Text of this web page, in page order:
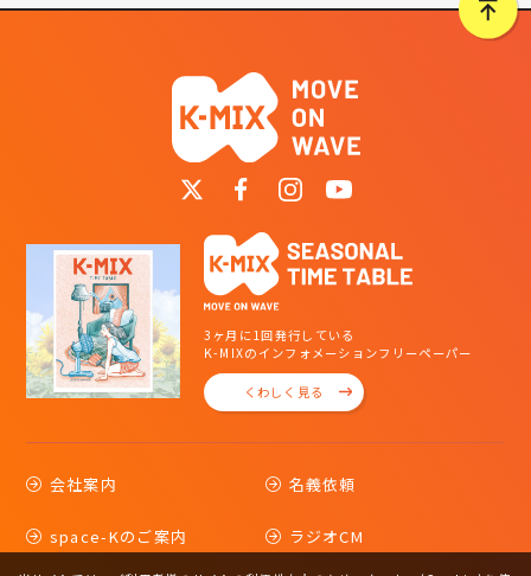
3ヶ月に1回発行している
K-MIXのインフォメーションフリーペーパー
くわしく見る
会社案内 名義依頼
space-Kのご案内 ラジオCM